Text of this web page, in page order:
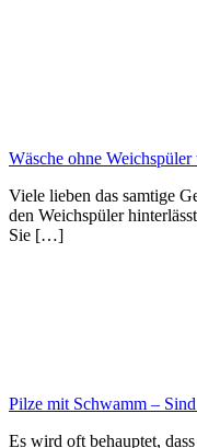
Wäsche ohne
Viele lieben das samtige
den Weichspüler
Sie […]
Pilze mit Schwamm – Sind
Es wird oft behauptet,